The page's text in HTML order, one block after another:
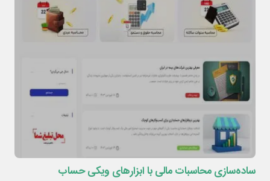
ساده‌سازی محاسبات مالی با ابزارهای ویکی حساب